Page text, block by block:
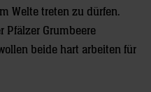
Welte treten zu dürfen.
Pfälzer Grumbeere
beide hart arbeiten für